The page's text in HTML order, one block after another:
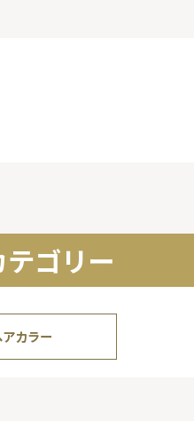
ゴリー
カラー